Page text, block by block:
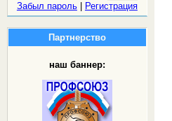
Забыл пароль| Регистрация
Партнерство
наш баннер: